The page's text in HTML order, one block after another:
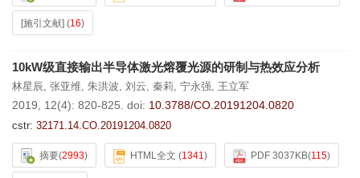
[施引文献] (16)
10kW级直接输出半导体激光熔覆光源的研制与热效应分析
林星辰, 张亚维, 朱洪波, 刘云, 秦莉, 宁永强, 王立军
2019, 12(4): 820-825. doi: 10.3788/CO.20191204.0820
cstr: 32171.14.CO.20191204.0820
摘要(2993) HTML全文 (1341) PDF 3037KB(115)